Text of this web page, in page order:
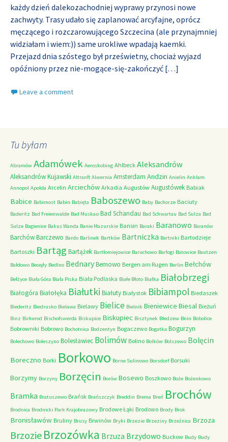
każdy dzień dalekozachodniej wyprawy przynosi nowe
zachwyty. Trasy udało się zaplanować arcyfajne, oprócz
męczącego i rozczarowującego Szczecina (ale przynajmniej
widziałam i wiem:)) same urokliwe wpadają kaemki.
Przejazd dnia szóstego był prześwietny, chociaż wyjazd
opóźniony przez nie-mogące-się-zakończyć […]
Leave a comment
Tu byłam
Abramów Adamówek Aeroskobing Ahlbeck Aleksandrów
Aleksandrów Kujawski Altranft Alwernia Amsterdam Andzin Anielin Anklam
Annopol Apolda Arcelin Arciechów Arkadia Augustów Augustówek Babiak
Babice Babimost Babin Babięta Baboszewo Baby Bachorze Baciuty
Baderitz Bad Freienwalde Bad Muskau Bad Schandau Bad Schwartau Bad Sulza Bad
Sulze Bagienice Bakus Wanda Banie Mazurskie Bansin Baraki Baranowo Baranów
BarchówBarczewo Bardo Barlinek Bartków Bartniczka Bartniki Bartodzieje
Bartoszki Bartąg Bartążek Bartłomiejowice Baruchowo Barłogi Batowice Bautzen
Bałdowo Becejły Bedlno BednaryBemowo Bergen am Rugen Berlin Bełchów
Bełżyce Biała Góra Biała Piska Biała Podlaska Białe Błoto Białka Białobrzegi
Białogóra Białołęka Białutki Białuty Białystok Bibiampol Biedaszek
Biederitz Biedrusko Bielawa Bielawy Bielice Bielnik Bieniewice Biesal Bieżuń
Binz Birkerod Bischofswerda Biskupice Biskupiec Bisztynek Bledzew Bnin Bobolice
Bobrowniki Bobrowo Bochotnica Bodzentyn Bogaczewo Bogatka Bogurzyn
Bolechowo Boleszyno Bolesławiec Bolimów Bolino Bolków Bolszewo Bolęcin
Boreczno Borki Borkowo Borne Sulinowo Borsdorf Borsuki
Borzymy Borzyny Borzęcin Borów Bosewo Boszkowo Boże Bożenkowo
Bramka Bratuszewo Brańsk Brańszczyk Breddin Brema Breń Brochów
Brodnica Brodnicki Park Krajobrazowy Brodowe Łąki Brodowo Brody Brok
Bronisławów Bruliny Brusy Brwinów Bryki Brzezie Brzeziny Brzeźnica Brzoza
Brzozie Brzozówka Brzuza Brzydowo Buckow Budy Budy